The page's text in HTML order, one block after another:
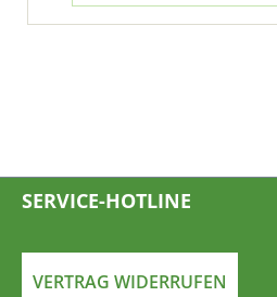
trockenen und
SERVICE-HOTLINE
VERTRAG WIDERRUFEN